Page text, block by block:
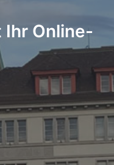
Ihr Online-